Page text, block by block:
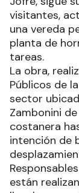
visitantes,
una vereda
planta de
tareas.
La obra,
Públicos de
sector
Zambonini
costanera
intención de
están